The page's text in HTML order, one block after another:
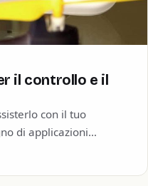
il controllo e il
con il tuo
di applicazioni